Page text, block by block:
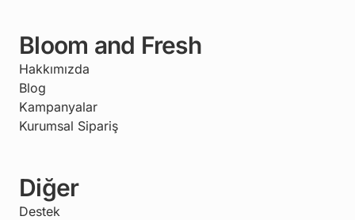
Bloom and Fresh
Hakkımızda
Blog
Kampanyalar
Kurumsal Sipariş
Diğer
Destek